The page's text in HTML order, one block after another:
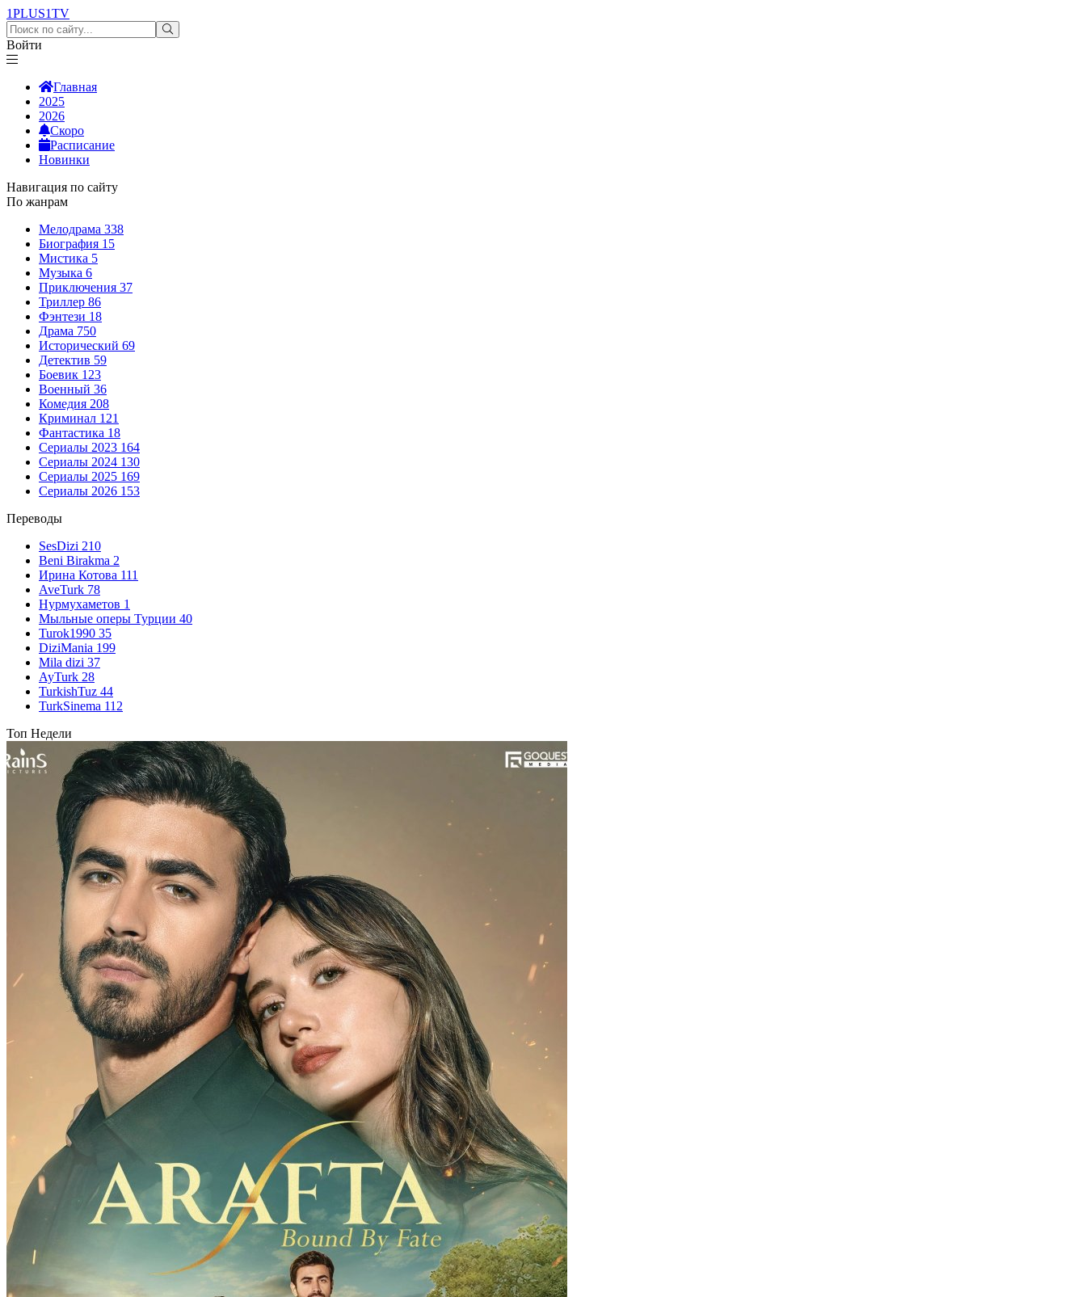
1PLUS1TV
Войти
Главная
2025
2026
Скоро
Расписание
Новинки
Навигация по сайту
По жанрам
Мелодрама 338
Биография 15
Мистика 5
Музыка 6
Приключения 37
Триллер 86
Фэнтези 18
Драма 750
Исторический 69
Детектив 59
Боевик 123
Военный 36
Комедия 208
Криминал 121
Фантастика 18
Сериалы 2023 164
Сериалы 2024 130
Сериалы 2025 169
Сериалы 2026 153
Переводы
SesDizi 210
Beni Birakma 2
Ирина Котова 111
AveTurk 78
Нурмухаметов 1
Мыльные оперы Турции 40
Turok1990 35
DiziMania 199
Mila dizi 37
AyTurk 28
TurkishTuz 44
TurkSinema 112
Топ Недели